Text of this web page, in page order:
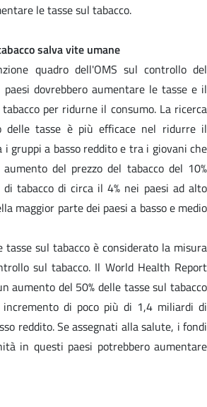
le tasse sul tabacco.
salva vite umane
quadro dell'OMS sul controllo del
paesi dovrebbero aumentare le tasse e il
per ridurne il consumo. La ricerca
delle tasse è più efficace nel ridurre il
i gruppi a basso reddito e tra i giovani che
del prezzo del tabacco del 10%
tabacco di circa il 4% nei paesi ad alto
maggior parte dei paesi a basso e medio
sul tabacco è considerato la misura
sul tabacco. Il World Health Report
aumento del 50% delle tasse sul tabacco
incremento di poco più di 1,4 miliardi di
reddito. Se assegnati alla salute, i fondi
in questi paesi potrebbero aumentare